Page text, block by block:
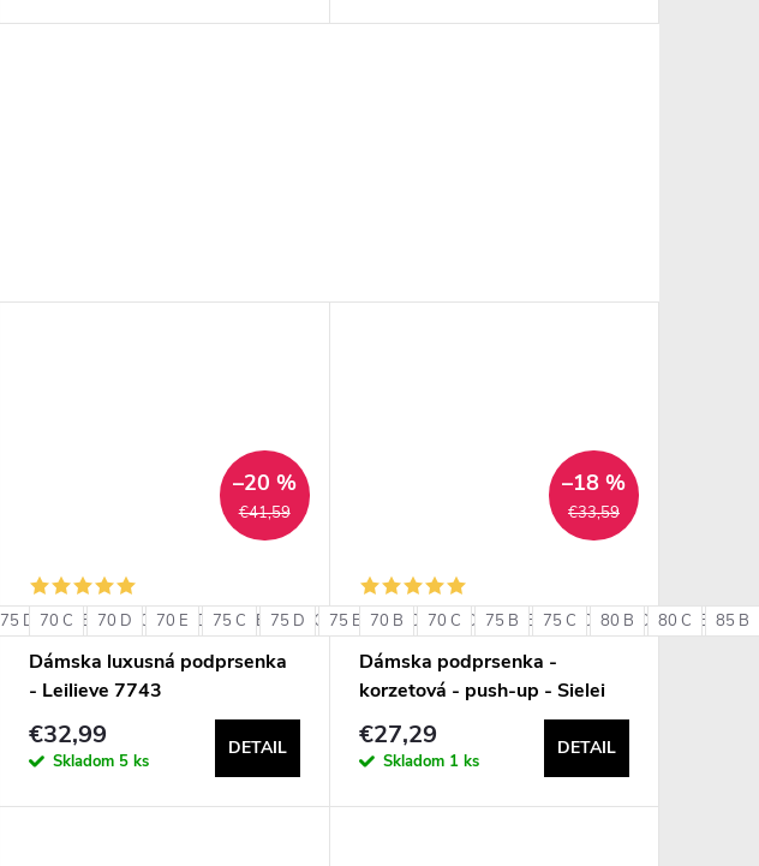
75 D 80 B 80 C 80 D 85 B 85 C 85 D 90 B 90 C + ďalšie
€41,59
–20 %
70 C 70 D 70 E 75 C 75 D 75 E 80 C 80 D 80 E 85 C 85 D 85 E 90
Dámska luxusná podprsenka
- Leilieve 7743
€32,99
Skladom 5 ks
DETAIL
€33,59
–18 %
70 B 70 C 75 B 75 C 80 B 80 C 85 B
Dámska podprsenka -
korzetová - push-up - Sielei
1580
€27,29
Skladom 1 ks
DETAIL